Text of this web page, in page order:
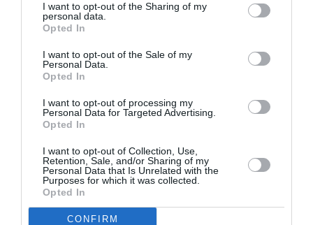
I want to opt-out of the Sharing of my
personal data.
Opted In
I want to opt-out of the Sale of my
Personal Data.
Opted In
I want to opt-out of processing my
Personal Data for Targeted Advertising.
Opted In
I want to opt-out of Collection, Use,
Retention, Sale, and/or Sharing of my
Personal Data that Is Unrelated with the
Purposes for which it was collected.
Opted In
CONFIRM
Νεφέλη Παρασκευοπούλου,Βοηθός σκηνογράφου:
Δημήτρης Γεωργόπουλος,
Οργάνωση παραγωγής:
Παίζουν οι ηθοποιοί:Χρήστος Διαμαντούδης
(Ποσειδών),Ελένη Θυμιοπούλου(Αθηνά),
Μαρία
(Μενέλαος),Νίκος Μήλιας(Στρατιώτης),
Μπαλαούρα(Ελένη),Ιωάννα Παγιατάκη
(Ανδρομάχη),
Χρίστος Στυλιανού(Ταλθύβιος),Βασίλης
Τρυφουλτσάνης(Στρατιώτης),Γιώτα Φέστα(Εκάβη)